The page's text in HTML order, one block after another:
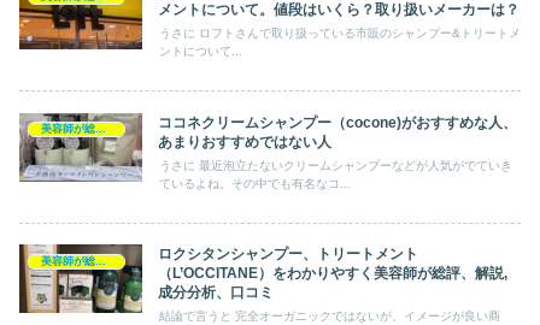
メントについて。値段はいくら？取り扱いメーカーは？
うさに ロフトさんで取り扱っている市販のシャンプー&トリートメ
ントについて...
ココネクリームシャンプー（cocone)がおすすめな人、
あまりおすすめではない人
うさに 最近泡立たないクリームシャンプーなどが人気がでていき
ているよね。その中でも有名なコ...
ロクシタンシャンプー、トリートメント
（L’OCCITANE）をわかりやすく美容師が総評、解説,
成分分析、口コミ
結論で言うと 完全オーガニックではないが、イメージが良い商